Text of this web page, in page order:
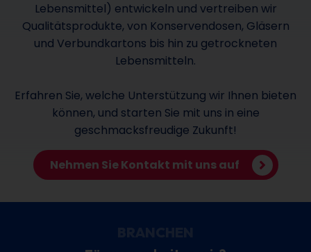
Lebensmittel) entwickeln und vertreiben wir
Qualitätsprodukte, von Konservendosen, Gläsern
und Verbundkartons bis hin zu getrockneten
Lebensmitteln.
Erfahren Sie, welche Unterstützung wir Ihnen bieten
können, und starten Sie mit uns in eine
geschmacksfreudige Zukunft!
Nehmen Sie Kontakt mit uns auf